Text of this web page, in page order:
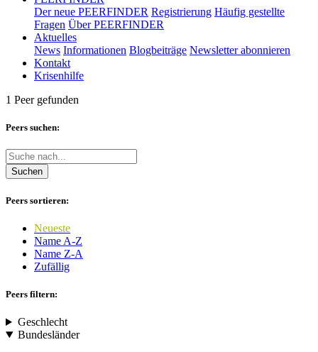
Der neue PEERFINDER Registrierung Häufig gestellte
Fragen Über PEERFINDER
Aktuelles
News Informationen Blogbeiträge Newsletter abonnieren
Kontakt
Krisenhilfe
1 Peer gefunden
Peers suchen:
Suchen
Peers sortieren:
Neueste
Name A-Z
Name Z-A
Zufällig
Peers filtern:
Geschlecht
Bundesländer